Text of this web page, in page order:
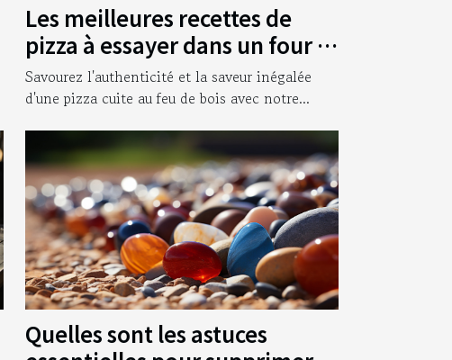
Les meilleures recettes de
pizza à essayer dans un four à
bois
Savourez l'authenticité et la saveur inégalée
d'une pizza cuite au feu de bois avec notre...
Quelles sont les astuces